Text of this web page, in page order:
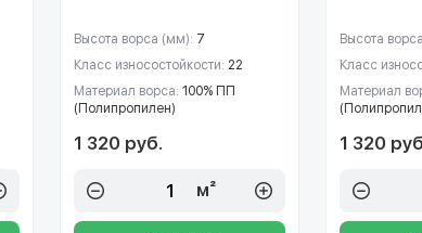
Высота ворса (мм): 7
Класс износостойкости: 22
Материал ворса: 100% ПП
(Полипропилен)
1 320 руб.
м²
Высота
Класс
Материал
1 320